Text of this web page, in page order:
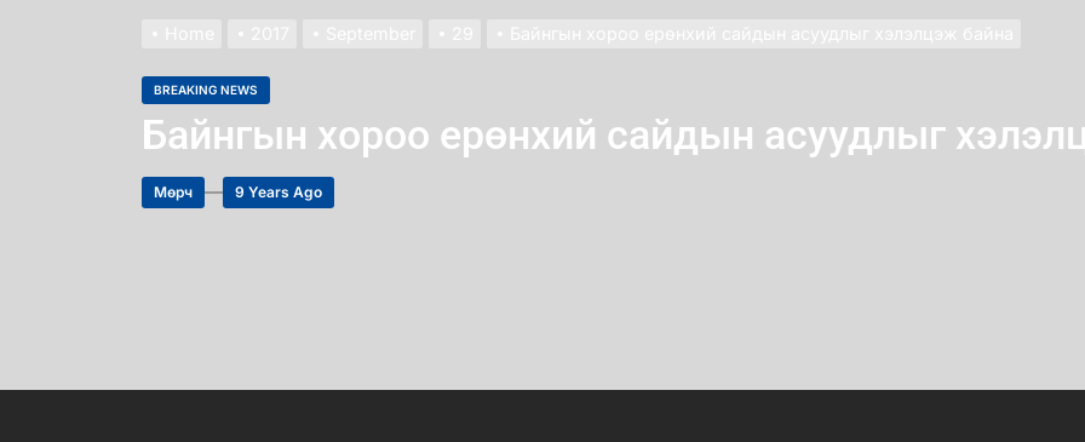
BREAKING NEWS
Байнгын хороо ерөнхий сайдын асуудлыг
Мөрч 9 Years Ago